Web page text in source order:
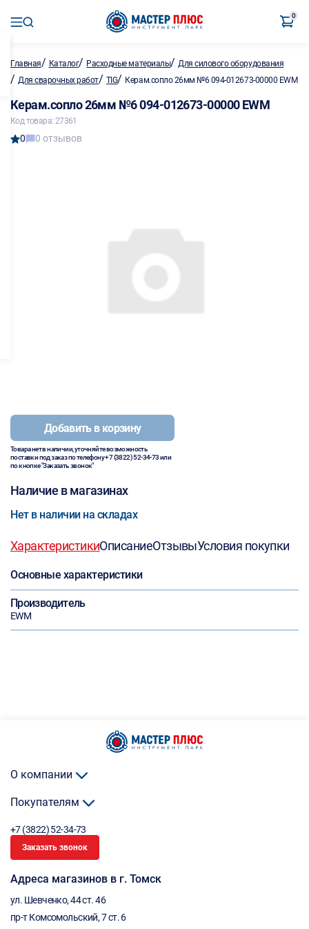
0
Главная/ Каталог/ Расходные материалы/Для силового оборудования
/ Для сварочных работ/ TIG/ Керам.сопло 26мм №6 094-012673-00000 EWM
Керам.сопло 26мм №6 094-012673-00000 EWM
Код товара: 27361
0 0 отзывов
Добавить в корзину
Товара нет в наличии, уточняйте возможность
поставки под заказ по телефону+7 (3822) 52-34-73или
по кнопке "Заказать звонок"
Наличие в магазинах
Нет в наличии на складах
ХарактеристикиОписаниеОтзывыУсловия покупки
Основные характеристики
Производитель
EWM
О компании
Покупателям
+7 (3822) 52-34-73
Заказать звонок
Адреса магазинов в г. Томск
ул. Шевченко, 44 ст. 46
пр-т Комсомольский, 7 ст. 6